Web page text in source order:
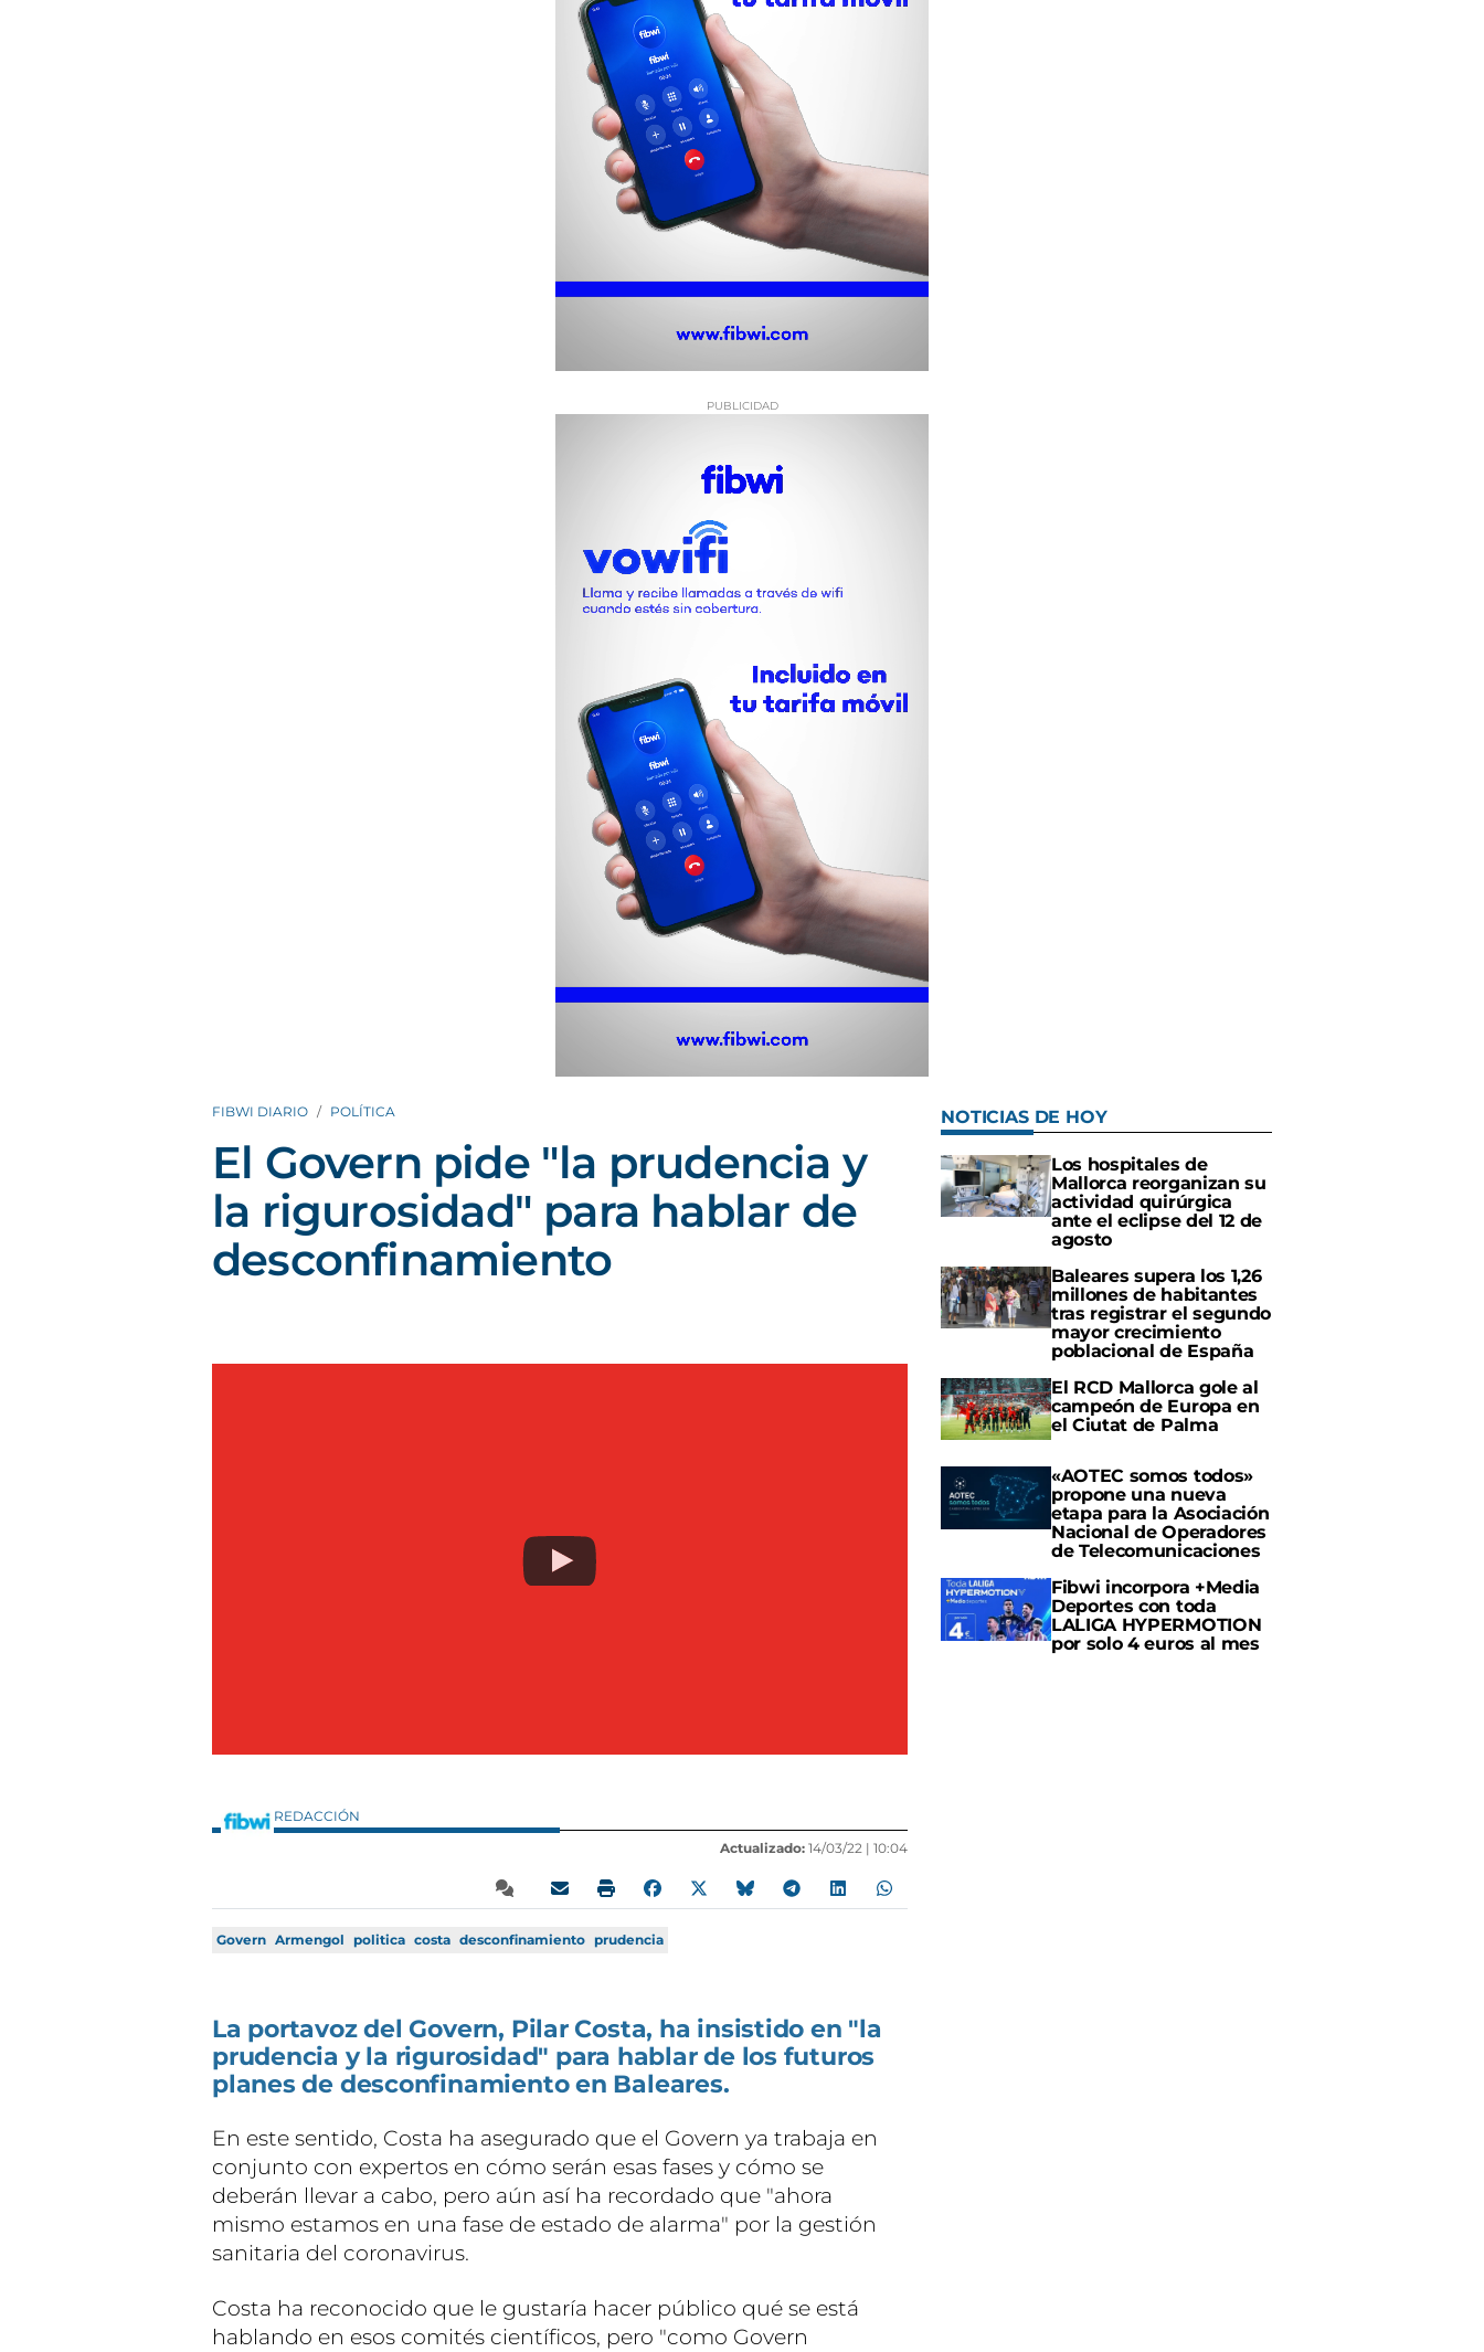
FIBWI DIARIO POLÍTICA
El Govern pide "la prudencia y
la rigurosidad" para hablar de
desconfinamiento
REDACCIÓN
Actualizado: 14/03/22 | 10:04
Govern Armengol politica costa desconfinamiento prudencia
La portavoz del Govern, Pilar Costa, ha insistido en "la
prudencia y la rigurosidad" para hablar de los futuros
planes de desconfinamiento en Baleares.
En este sentido, Costa ha asegurado que el Govern ya trabaja en
conjunto con expertos en cómo serán esas fases y cómo se
deberán llevar a cabo, pero aún así ha recordado que "ahora
mismo estamos en una fase de estado de alarma" por la gestión
sanitaria del coronavirus.
Costa ha reconocido que le gustaría hacer público qué se está
hablando en esos comités científicos, pero "como Govern
NOTICIAS DE HOY
Los hospitales de
Mallorca reorganizan su
actividad quirúrgica
ante el eclipse del 12 de
agosto
Baleares supera los 1,26
millones de habitantes
tras registrar el segundo
mayor crecimiento
poblacional de España
El RCD Mallorca gole al
campeón de Europa en
el Ciutat de Palma
«AOTEC somos todos»
propone una nueva
etapa para la Asociación
Nacional de Operadores
de Telecomunicaciones
Fibwi incorpora +Media
Deportes con toda
LALIGA HYPERMOTION
por solo 4 euros al mes